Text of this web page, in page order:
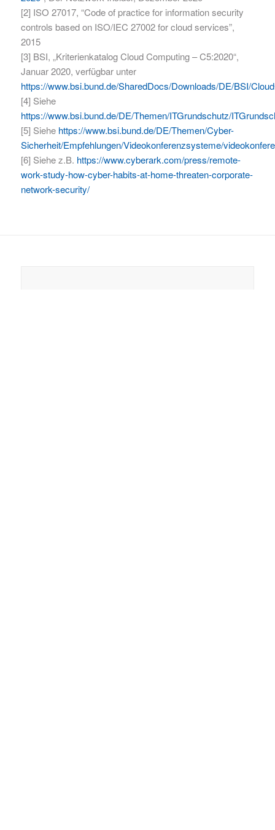
[2] ISO 27017, “Code of practice for information security
controls based on ISO/IEC 27002 for cloud services”,
2015
[3] BSI, „Kriterienkatalog Cloud Computing – C5:2020“,
Januar 2020, verfügbar unter
https://www.bsi.bund.de/SharedDocs/Downloads/DE/BSI/
[4] Siehe
https://www.bsi.bund.de/DE/Themen/ITGrundschutz/
[5] Siehe https://www.bsi.bund.de/DE/Themen/Cyber-
Sicherheit/Empfehlungen/Videokonferenzsysteme/
[6] Siehe z.B. https://www.cyberark.com/press/remote-
work-study-how-cyber-habits-at-home-threaten-corporate-
network-security/